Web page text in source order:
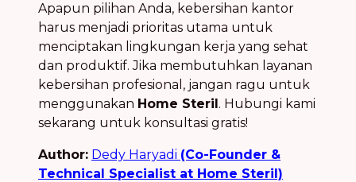
Apapun pilihan Anda, kebersihan kantor
harus menjadi prioritas utama untuk
menciptakan lingkungan kerja yang sehat
dan produktif. Jika membutuhkan layanan
kebersihan profesional, jangan ragu untuk
menggunakan Home Steril . Hubungi kami
sekarang untuk konsultasi gratis!
Author: Dedy Haryadi (Co-Founder &
Technical Specialist at Home Steril)